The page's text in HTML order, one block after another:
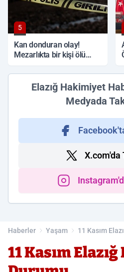
5
Kan donduran olay!
Mezarlıkta bir kişi ölü
Elazığ Hakimiyet
Medyada
X.com'da
Haberler Yaşam 11 Kasım
11 Kasım Elazığ